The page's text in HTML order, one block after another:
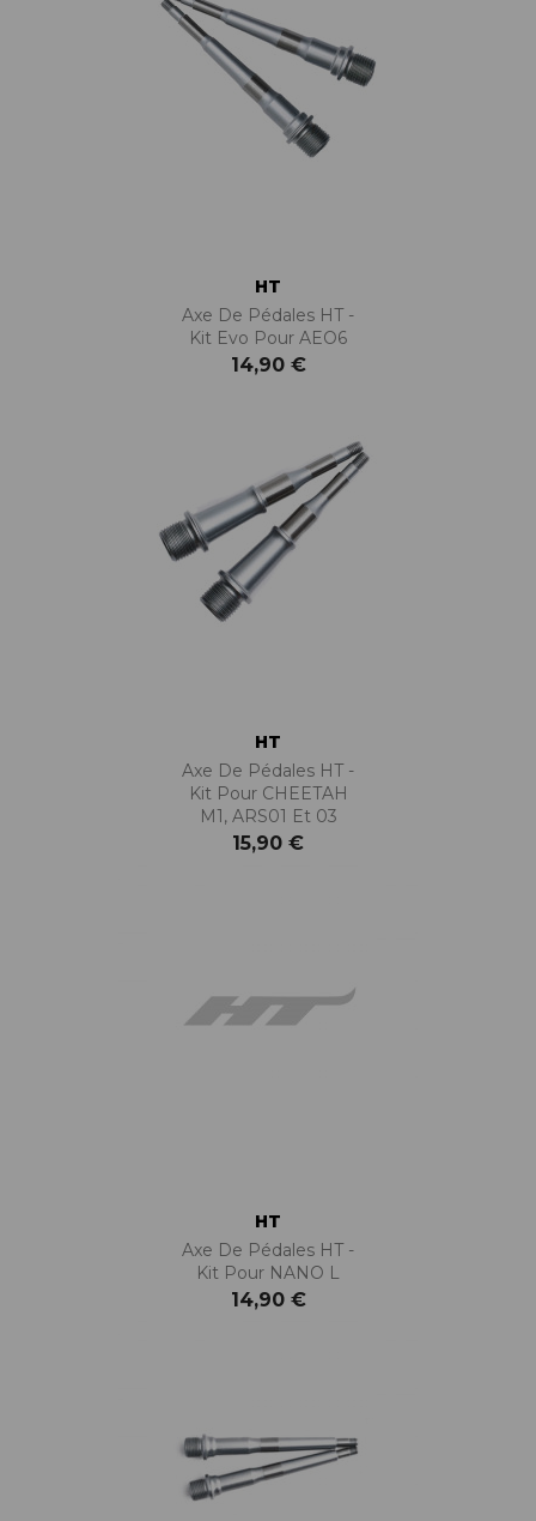
HT
Axe De Pédales HT -
Kit Evo Pour AEO6
14,90 €
HT
Axe De Pédales HT -
Kit Pour CHEETAH
M1, ARS01 Et 03
15,90 €
HT
Axe De Pédales HT -
Kit Pour NANO L
14,90 €